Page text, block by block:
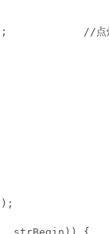
//点